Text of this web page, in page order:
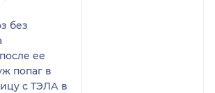
без
ее
попаг в
с ТЭЛА в